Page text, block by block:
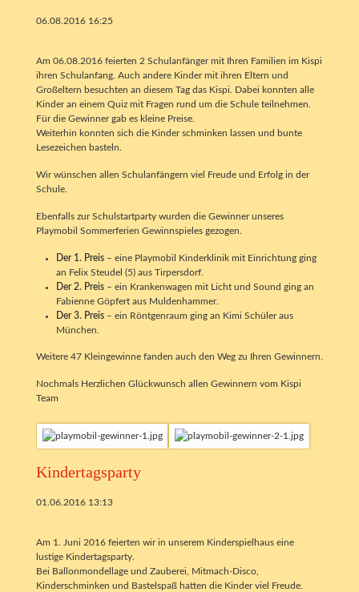
06.08.2016 16:25
Am 06.08.2016 feierten 2 Schulanfänger mit Ihren Familien im Kispi
ihren Schulanfang. Auch andere Kinder mit ihren Eltern und
Großeltern besuchten an diesem Tag das Kispi. Dabei konnten alle
Kinder an einem Quiz mit Fragen rund um die Schule teilnehmen.
Für die Gewinner gab es kleine Preise.
Weiterhin konnten sich die Kinder schminken lassen und bunte
Lesezeichen basteln.
Wir wünschen allen Schulanfängern viel Freude und Erfolg in der
Schule.
Ebenfalls zur Schulstartparty wurden die Gewinner unseres
Playmobil Sommerferien Gewinnspieles gezogen.
Der 1. Preis– eine Playmobil Kinderklinik mit Einrichtung ging
an Felix Steudel (5) aus Tirpersdorf.
Der 2. Preis– ein Krankenwagen mit Licht und Sound ging an
Fabienne Göpfert aus Muldenhammer.
Der 3. Preis– ein Röntgenraum ging an Kimi Schüler aus
München.
Weitere 47 Kleingewinne fanden auch den Weg zu Ihren Gewinnern.
Nochmals Herzlichen Glückwunsch allen Gewinnern vom Kispi
Team
Kindertagsparty
01.06.2016 13:13
Am 1. Juni 2016 feierten wir in unserem Kinderspielhaus eine
lustige Kindertagsparty.
Bei Ballonmondellage und Zauberei, Mitmach-Disco,
Kinderschminken und Bastelspaß hatten die Kinder viel Freude.